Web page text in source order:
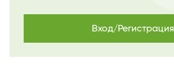
Вход/Регистрация